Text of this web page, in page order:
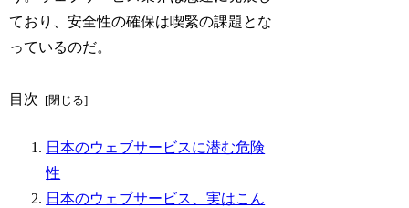
ており、安全性の確保は喫緊の課題とな
っているのだ。
目次
日本のウェブサービスに潜む危険
性
日本のウェブサービス、実はこん